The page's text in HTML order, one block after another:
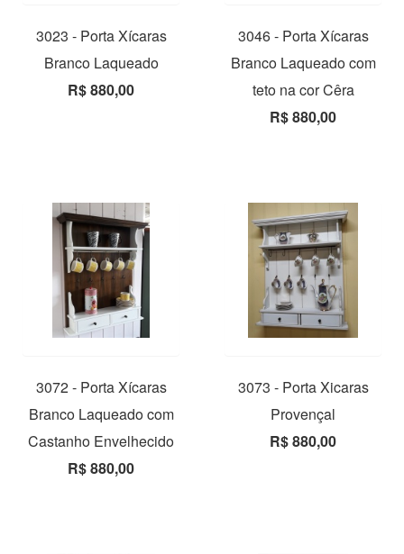
3023 - Porta Xícaras
Branco Laqueado
R$ 880,00
3046 - Porta Xícaras
Branco Laqueado com
teto na cor Cêra
R$ 880,00
3072 - Porta Xícaras
Branco Laqueado com
Castanho Envelhecido
R$ 880,00
3073 - Porta Xicaras
Provençal
R$ 880,00